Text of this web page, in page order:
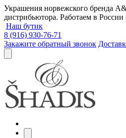
Украшения норвежского бренда
дистрибьютора. Работаем в России
Наш бутик
8 (916) 930-76-71
Закажите обратный звонок